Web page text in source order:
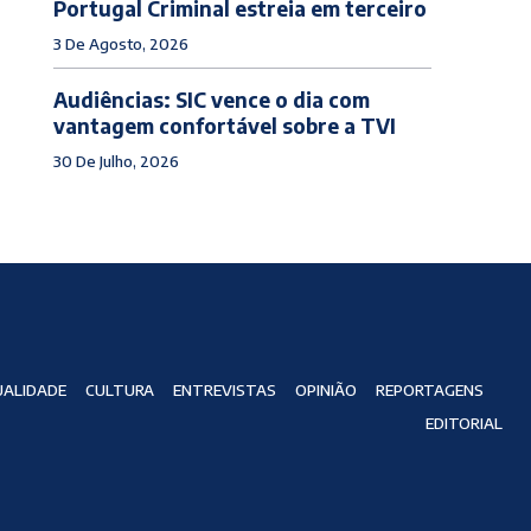
Portugal Criminal estreia em terceiro
3 De Agosto, 2026
Audiências: SIC vence o dia com
vantagem confortável sobre a TVI
30 De Julho, 2026
CULTURA ENTREVISTAS OPINIÃO
REPORTAGENS
EDITORIAL